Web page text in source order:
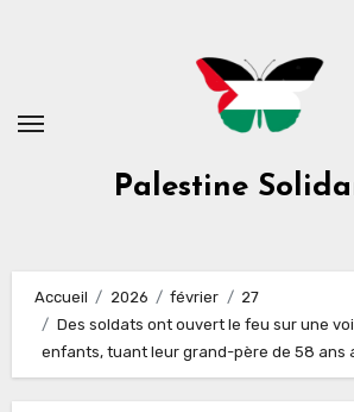
Palestine
Accueil 2026 février
27
Des soldats ont ouvert le feu sur une
enfants, tuant leur grand-père de 58 ans